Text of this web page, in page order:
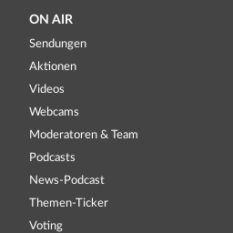
ON AIR
Sendungen
Aktionen
Videos
Webcams
Moderatoren & Team
Podcasts
News-Podcast
Themen-Ticker
Voting